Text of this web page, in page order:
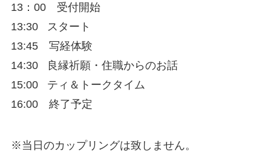
13：00 受付開始
13:30 スタート
13:45 写経体験
14:30 良縁祈願・住職からのお話
15:00 ティ＆トークタイム
16:00 終了予定
※当日のカップリングは致しません。